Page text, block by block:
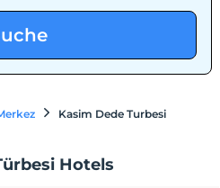
Kasim Dede Turbesi
Hotels